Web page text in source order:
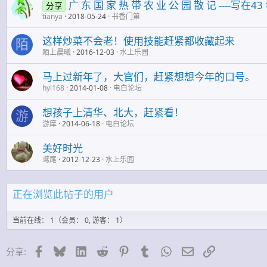
分享 广 东 国 家 热 带 农 业 公 园 散 记 ----写在
tianya 2018-05-24 书香门第
陌 这样炒菜不会老！使用技能赶紧都收藏起来
陌上晨曦 2016-12-03 水上乐园
马上过新年了，大官们，赶紧想想今年的口号。
hyl168 2014-01-08 电白论坛
游 想孩子上清华、北大，赶紧看！
游庠 2014-06-18 电白论坛
美好时光
鸢尾 2012-12-23 水上乐园
正在浏览此帖子的用户
当前在线： 1（会员： 0, 游客： 1）
分享: 脸谱网蓝天 领英 Reddit Pinterest的
Tumblr WhatsApp
邮件 链接